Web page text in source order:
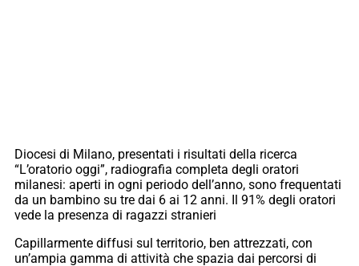
Diocesi di Milano, presentati i risultati della ricerca
“L’oratorio oggi”, radiografia completa degli oratori
milanesi: aperti in ogni periodo dell’anno, sono frequentati
da un bambino su tre dai 6 ai 12 anni. Il 91% degli oratori
vede la presenza di ragazzi stranieri
Capillarmente diffusi sul territorio, ben attrezzati, con
un’ampia gamma di attività che spazia dai percorsi di